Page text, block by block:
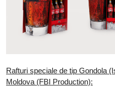
Rafturi speciale de tip Gondola
Moldova (FBI Production):